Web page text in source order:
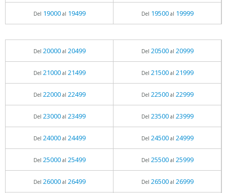
Del 19000al 19499 Del 19500al 19999
Del 20000al 20499 Del 20500al 20999
Del 21000al 21499 Del 21500al 21999
Del 22000al 22499 Del 22500al 22999
Del 23000al 23499 Del 23500al 23999
Del 24000al 24499 Del 24500al 24999
Del 25000al 25499 Del 25500al 25999
Del 26000al 26499 Del 26500al 26999